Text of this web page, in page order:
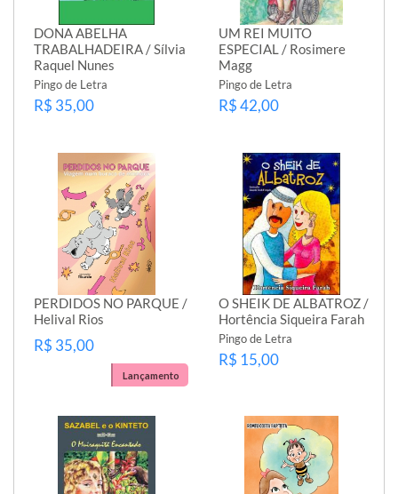
DONA ABELHA
TRABALHADEIRA / Sílvia
Raquel Nunes
Pingo de Letra
R$ 35,00
UM REI MUITO
ESPECIAL / Rosimere
Magg
Pingo de Letra
R$ 42,00
PERDIDOS NO PARQUE /
Helival Rios
R$ 35,00
Lançamento
O SHEIK DE ALBATROZ /
Hortência Siqueira Farah
Pingo de Letra
R$ 15,00